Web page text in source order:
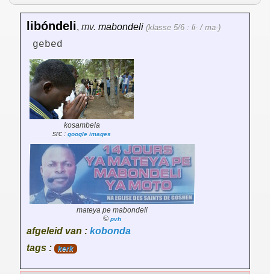
libóndeli, mv. mabondeli (klasse 5/6 : li- / ma-)
gebed
kosambela
src : google images
mateya pe mabondeli
© pvh
afgeleid van : kobonda
tags :
kerk